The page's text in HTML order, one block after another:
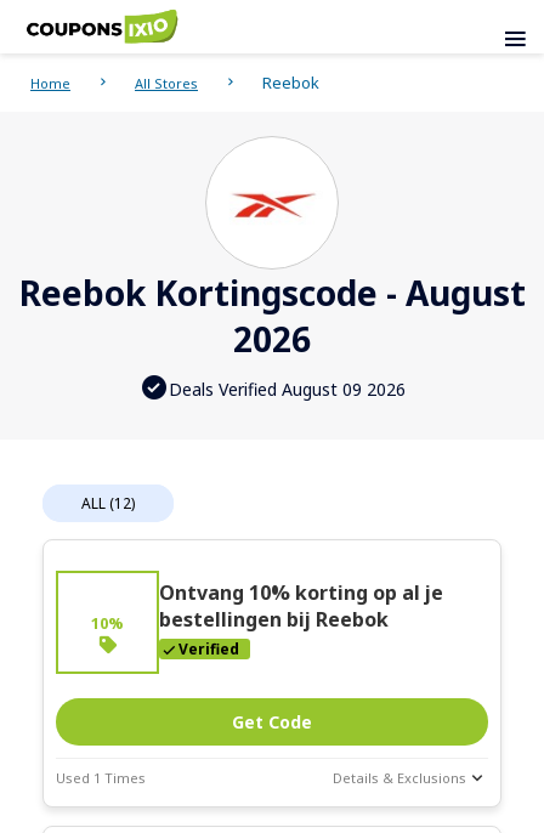
Home All Stores Reebok
Reebok Kortingscode - August
2026
Deals Verified August 09 2026
ALL (12)
10%
Ontvang 10% korting op al je
bestellingen bij Reebok
Verified
Get Code
Used 1 Times Details & Exclusions
Deal Stats